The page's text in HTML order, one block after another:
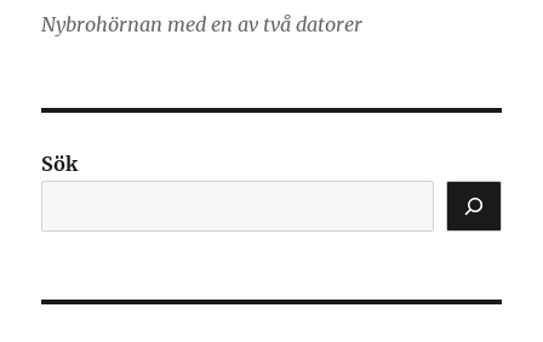
Nybrohörnan med en av två datorer
Sök